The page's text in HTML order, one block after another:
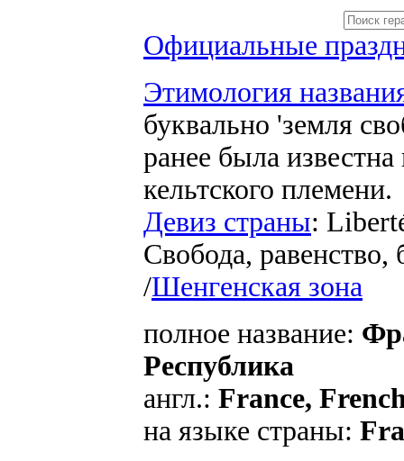
Официальные
Этимология
буквально 'земля
ранее была
кельтского племени.
Девиз страны:
Свобода, равенство,
/Шенгенская зона
полное название:
Республика
англ.: France,
на языке страны: